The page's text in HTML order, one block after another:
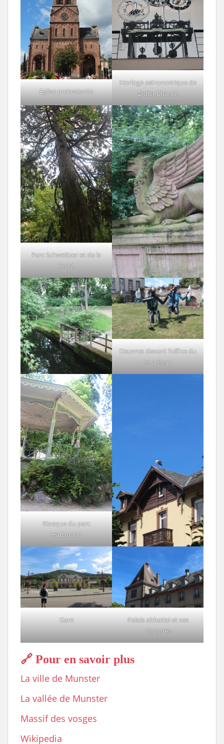
Eglise protestante
Horloge astronomique de
Didier Chanut
Parc Schweitzer et de la
Fecht
Oeuvres devant l’office du
tourisme
Kiosque du parc
Hartmann
Gare
Palais abbatial et ses
cigognes
🔗 Pour en savoir plus
La ville de Munster
La vallée de Munster
Massif des vosges
Wikipedia